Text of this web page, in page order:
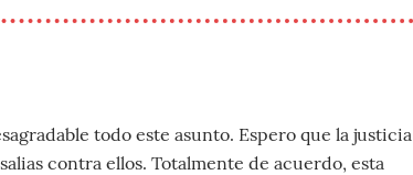
todo este asunto. Espero que la justicia
contra ellos. Totalmente de acuerdo, esta